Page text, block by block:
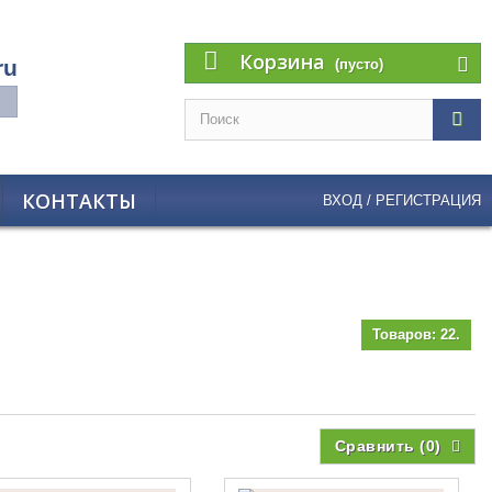
Корзина (пусто)
КОНТАКТЫ ВХОД / РЕГИСТРАЦИЯ
Товаров: 22.
Сравнить (0)